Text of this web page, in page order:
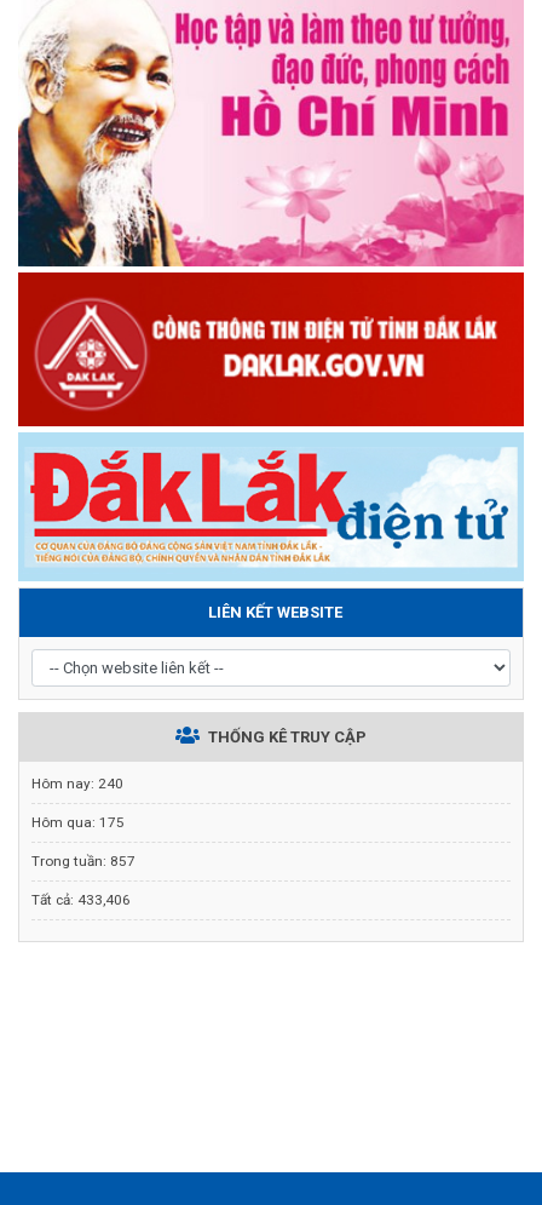
LIÊN KẾT WEBSITE
THỐNG KÊ TRUY CẬP
Hôm nay: 240
Hôm qua: 175
Trong tuần: 857
Tất cả: 433,406